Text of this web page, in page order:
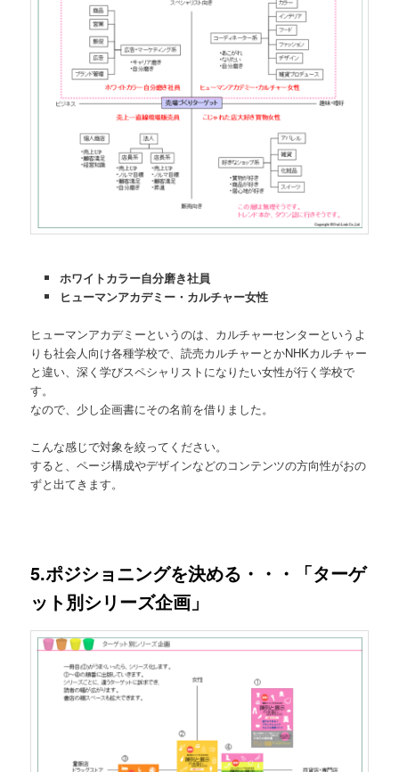
ホワイトカラー自分磨き社員
ヒューマンアカデミー・カルチャー女性
ヒューマンアカデミーというのは、カルチャーセンターというよ
りも社会人向け各種学校で、読売カルチャーとかNHKカルチャー
と違い、深く学びスペシャリストになりたい女性が行く学校で
す。
なので、少し企画書にその名前を借りました。
こんな感じで対象を絞ってください。
すると、ページ構成やデザインなどのコンテンツの方向性がおの
ずと出てきます。
5.ポジショニングを決める・・・「ターゲ
ット別シリーズ企画」